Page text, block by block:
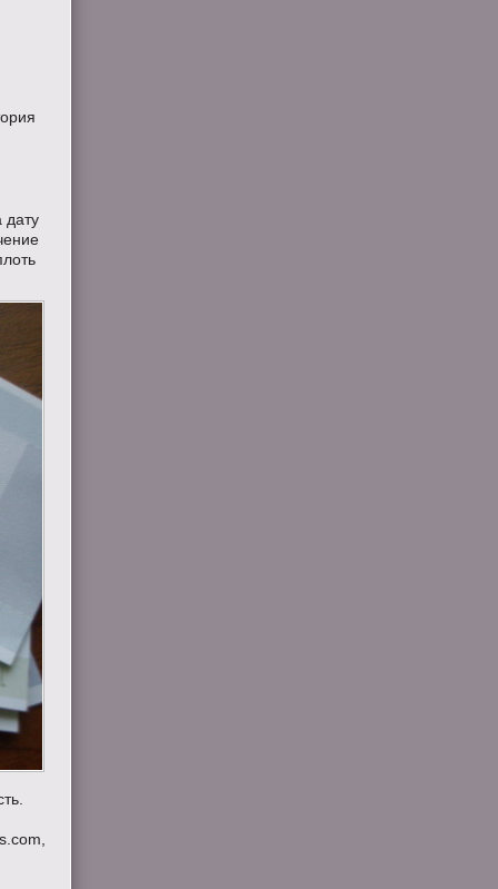
дату